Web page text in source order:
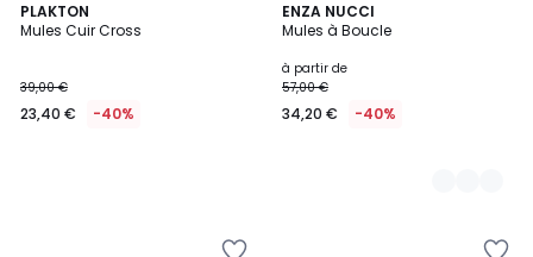
PLAKTON
Mules Cuir Cross
39,00 €
23,40 € -40%
ENZA NUCCI
Mules à Boucle
à partir de
57,00 €
34,20 € -40%
3
Couleurs